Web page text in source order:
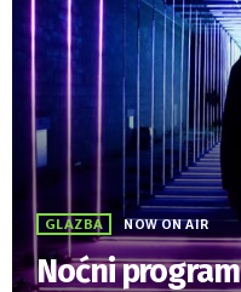
GLAZBA NOW ON AIR
Noćni program